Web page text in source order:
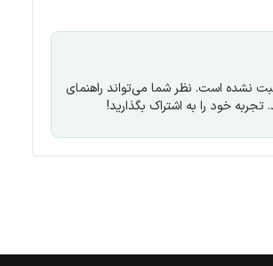
نشده است. نظر شما می‌تواند راهنمای
تجربه خود را به اشتراک بگذارید!